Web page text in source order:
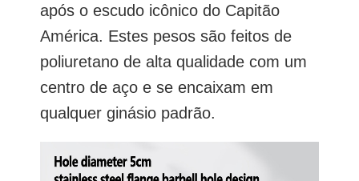
após o escudo icônico do Capitão
América. Estes pesos são feitos de
poliuretano de alta qualidade com um
centro de aço e se encaixam em
qualquer ginásio padrão.